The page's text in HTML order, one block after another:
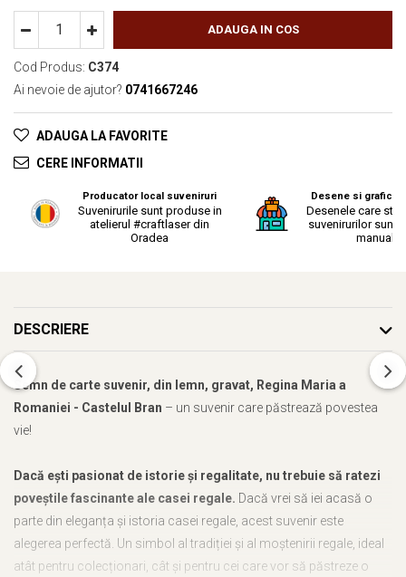
ADAUGA IN COS
Cod Produs: C374
Ai nevoie de ajutor? 0741667246
ADAUGA LA FAVORITE
CERE INFORMATII
Producator local suveniruri
Suvenirurile sunt produse in
atelierul #craftlaser din
Oradea
Desene si grafica
Desenele care
suvenirurilor sunt
manual.
DESCRIERE
Semn de carte suvenir, din lemn, gravat, Regina Maria a
Romaniei - Castelul Bran – un suvenir care păstrează povestea
vie!
Dacă ești pasionat de istorie și regalitate, nu trebuie să ratezi
poveștile fascinante ale casei regale. Dacă vrei să iei acasă o
parte din eleganța și istoria casei regale, acest suvenir este
alegerea perfectă. Un simbol al tradiției și al moștenirii regale, ideal
atât pentru colecționari, cât și pentru cei care vor să păstreze o